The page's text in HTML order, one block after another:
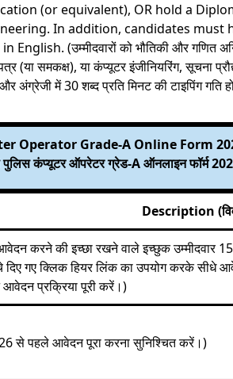
(or equivalent), OR hold a
In addition, candidates
(उम्मीदवारों को भौतिकी और गणित
(या समकक्ष), या कंप्यूटर इंजीनियरिंग, सूचना
अंग्रेजी में 30 शब्द प्रति मिनट की टाइपिंग गति
Operator Grade-A Online Form
पुलिस कंप्यूटर ऑपरेटर ग्रेड-A ऑनलाइन फॉर्म
Description
आवेदन करने की इच्छा रखने वाले इच्छुक
दिए गए क्लिक हियर लिंक का उपयोग करके सीधे
प्रक्रिया पूरी करें।)
से पहले आवेदन पूरा करना सुनिश्चित करें।)